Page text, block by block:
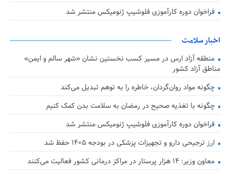
فراخوان دوره کارآموزی فلوشیپ ژنومیکس منتشر شد
اخبار سلامت
منطقه آزاد ارس در مسیر کسب نخستین نشان «شهر سالم و ایمن»
مناطق آزاد کشور
چگونه مواد روان‌گردان، خاطره را به توهم تبدیل می‌کند
چگونه با تغذیه صحیح در رمضان به سلامت بدن کمک کنیم
فراخوان دوره کارآموزی فلوشیپ ژنومیکس منتشر شد
ارز ترجیحی دارو و تجهیزات پزشکی در بودجه ۱۴۰۵ حفظ شد
معاون وزیر: ۱۴ هزار پرستار در مراکز درمانی کشور فعالیت می‌کنند